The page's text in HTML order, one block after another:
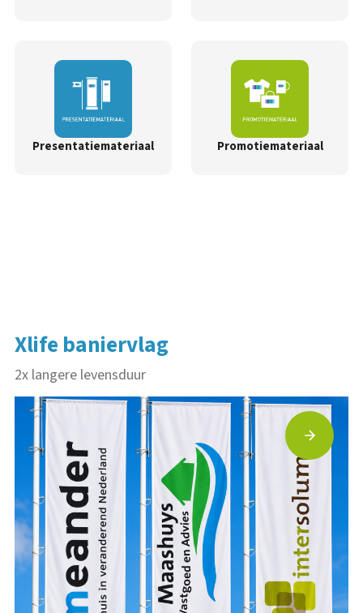
Presentatiemateriaal Promotiemateriaal
Xlife baniervlag
2x langere levensduur